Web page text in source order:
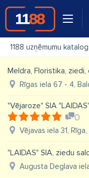
1188 uzņēmumu
Meldra, Floristika, ziedi,
Rīgas iela 67 - 4,
"Vējaroze" SIA
0
Vējavas iela 31, Rīga,
"LAIDAS" SIA, ziedu
Augusta Deglava